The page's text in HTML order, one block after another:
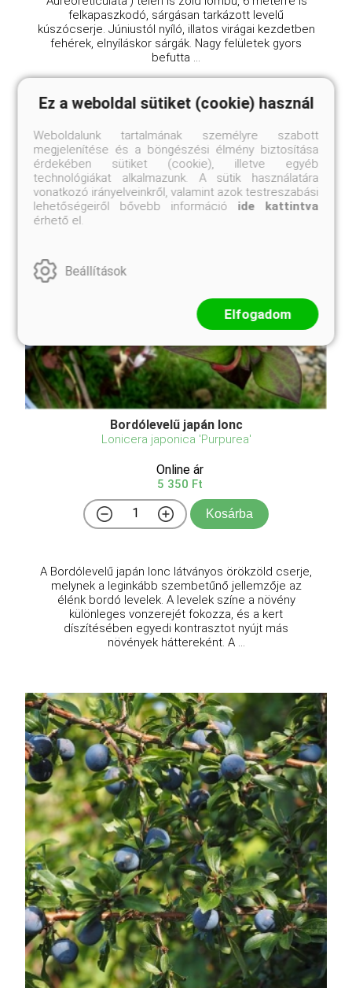
felkapaszkodó, sárgásan tarkázott levelű
kúszócserje. Júniustól nyíló, illatos virágai kezdetben
fehérek, elnyíláskor sárgák. Nagy felületek gyors
befutta ...
Bordólevelű japán lonc
Lonicera japonica 'Purpurea'
Online ár
5 350 Ft
Kosárba
A Bordólevelű japán lonc látványos örökzöld cserje,
melynek a leginkább szembetűnő jellemzője az
élénk bordó levelek. A levelek színe a növény
különleges vonzerejét fokozza, és a kert
díszítésében egyedi kontrasztot nyújt más
növények háttereként. A ...
Ez a weboldal sütiket (cookie) használ
Weboldalunk tartalmának személyre szabott
megjelenítése és a böngészési élmény biztosítása
érdekében sütiket (cookie), illetve egyéb
technológiákat alkalmazunk. A sütik használatára
vonatkozó irányelveinkről, valamint azok testreszabási
lehetőségeiről bővebb információ ide kattintva
érhető el.
Beállítások
Elfogadom